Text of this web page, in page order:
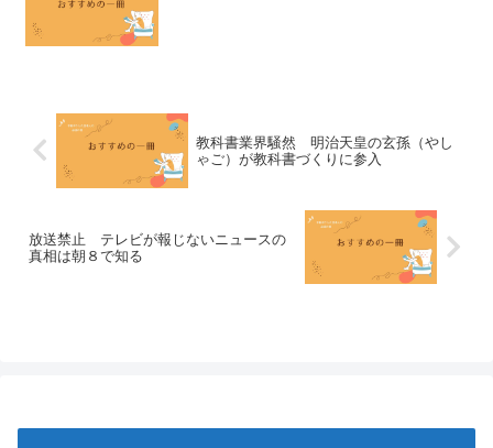
教科書業界騒然 明治天皇の玄孫（やし
ゃご）が教科書づくりに参入
放送禁止 テレビが報じないニュースの
真相は朝８で知る